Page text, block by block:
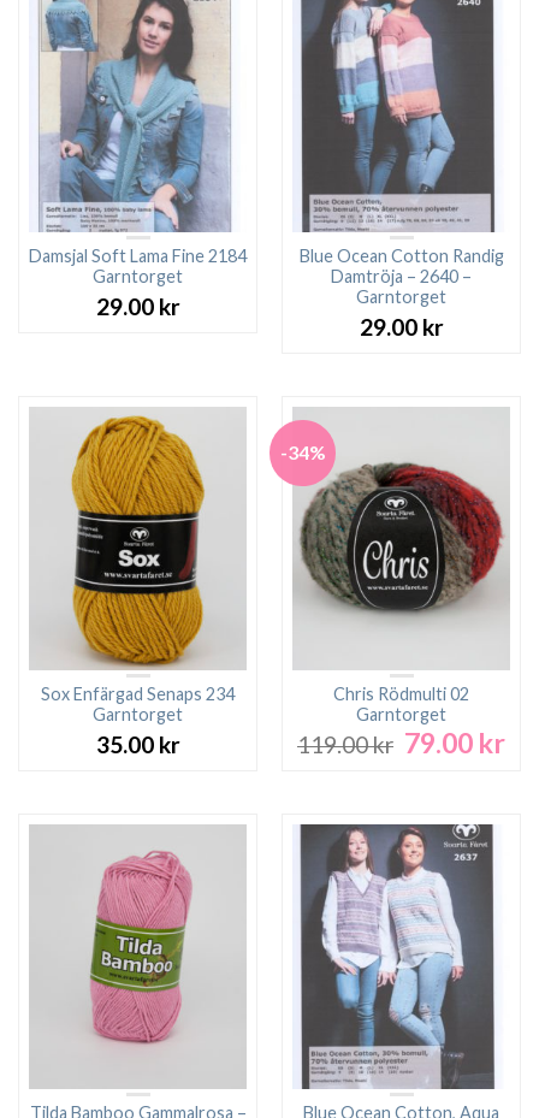
Damsjal Soft Lama Fine 2184
Garntorget
29.00 kr
Blue Ocean Cotton Randig
Damtröja – 2640 –
Garntorget
29.00 kr
Sox Enfärgad Senaps 234
Garntorget
35.00 kr
-34%
Chris Rödmulti 02
Garntorget
119.00kr Det
119.00 kr.
79.00 kr
Tilda Bamboo Gammalrosa – Blue Ocean Cotton, Aqua